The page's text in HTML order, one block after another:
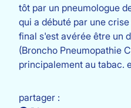
tôt par un pneumologue
qui a débuté par une
final s'est avérée être un
(Broncho Pneumopathie
principalement au tabac.
partager :